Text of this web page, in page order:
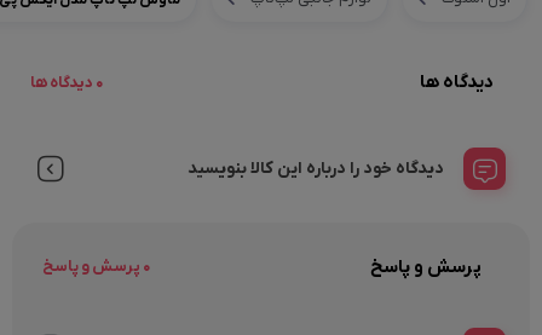
دیدگاه ها 0 دیدگاه ها
دیدگاه خود را درباره این کالا بنویسید
پرسش و پاسخ 0 پرسش و پاسخ